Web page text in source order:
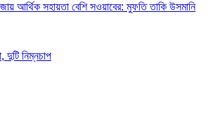
আর্থিক সহায়তা বেশি সওয়াবের: মুফতি তাকি উসমানি
দুটি নিম্নচাপ